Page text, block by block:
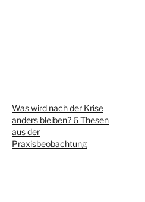
Was wird nach der Krise
anders bleiben? 6 Thesen
aus der
Praxisbeobachtung